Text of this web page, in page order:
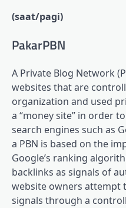
(saat/pagi)
PakarPBN
A Private Blog Network
websites that are
organization and used
a “money site” in order
search engines such as
a PBN is based on the
Google’s ranking
backlinks as signals of
website owners attempt
signals through a